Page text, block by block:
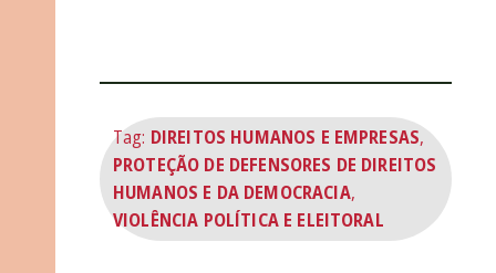
Tag: DIREITOS HUMANOS E EMPRESAS,
PROTEÇÃO DE DEFENSORES DE DIREITOS
HUMANOS E DA DEMOCRACIA,
VIOLÊNCIA POLÍTICA E ELEITORAL